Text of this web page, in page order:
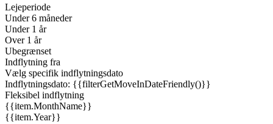
Lejeperiode
Under 6 måneder
Under 1 år
Over 1 år
Ubegrænset
Indflytning fra
Vælg specifik indflytningsdato
Indflytningsdato: {{filterGetMoveInDateFriendly()}}
Fleksibel indflytning
{{item.MonthName}}
{{item.Year}}